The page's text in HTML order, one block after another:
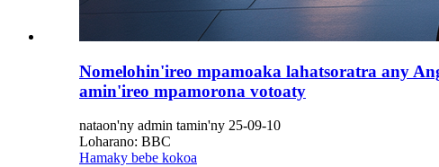
Nomelohin'ireo mpamoaka lahatsoratra any
amin'ireo mpamorona votoaty
nataon'ny admin tamin'ny 25-09-10
Loharano: BBC
Hamaky bebe kokoa